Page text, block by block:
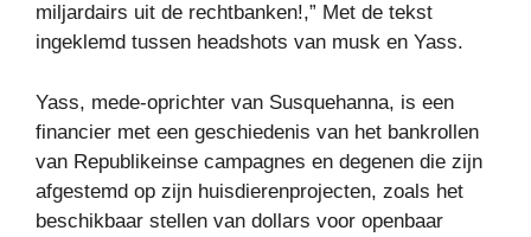
miljardairs uit de rechtbanken!,” Met de tekst
ingeklemd tussen headshots van musk en Yass.
Yass, mede-oprichter van Susquehanna, is een
financier met een geschiedenis van het bankrollen
van Republikeinse campagnes en degenen die zijn
afgestemd op zijn huisdierenprojecten, zoals het
beschikbaar stellen van dollars voor openbaar